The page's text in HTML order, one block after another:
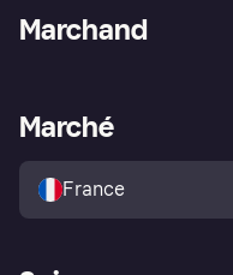
Explorez les magasins
Politique de protection de
l’acheteur Klarna
Marchand
Portail Marchand
Marché
France